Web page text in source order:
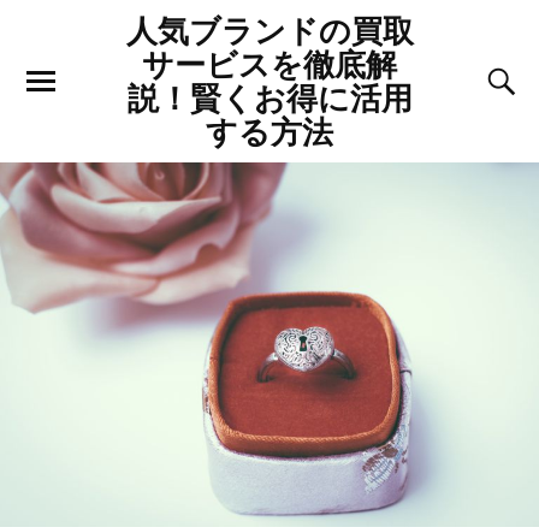
人気ブランドの買取
サービスを徹底解
説！賢くお得に活用
する方法